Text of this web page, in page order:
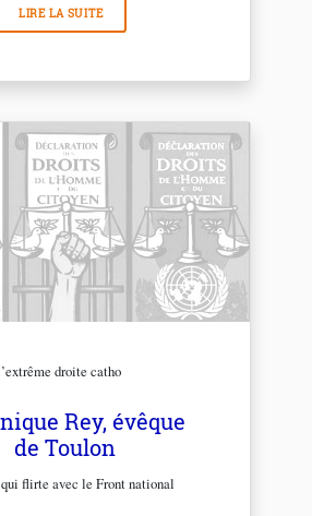
LIRE LA SUITE
droite catho
Rey, évêque
de Toulon
qui flirte avec le Front national